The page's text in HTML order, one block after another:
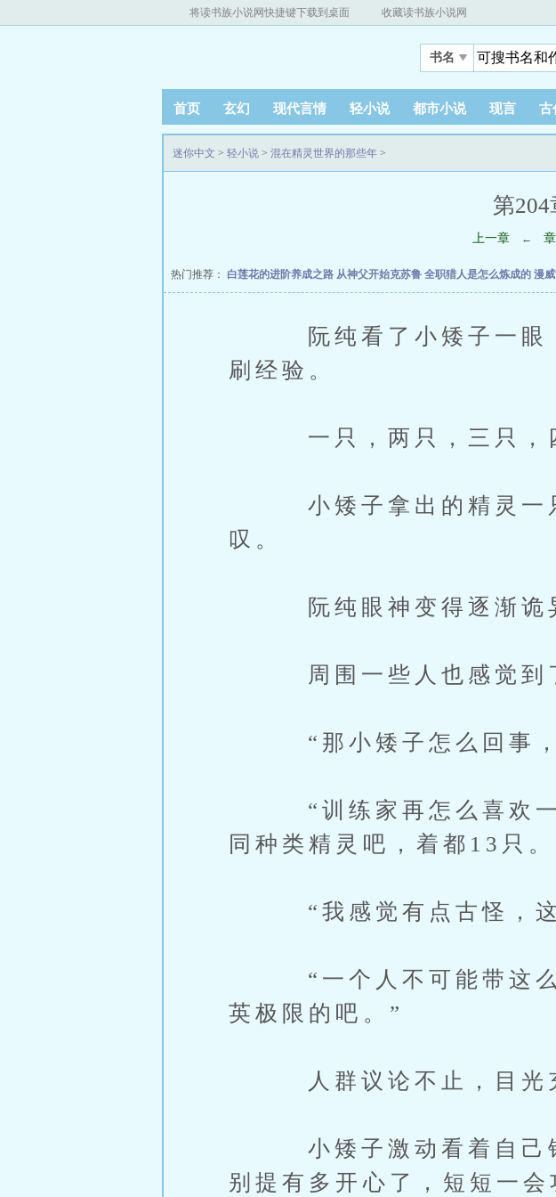
将读书族小说网快捷键下载到桌面 收藏读书族小说网
书名
首页 玄幻 现代言情 轻小说 都市小说 现言 古
迷你中文 > 轻小说 > 混在精灵世界的那些年 >
第204
上一章 ←
热门推荐： 白莲花的进阶养成之路 从神父开始克苏鲁 全职猎人是怎么炼成的 漫
阮纯看了小矮子一眼，
刷经验。
一只，两只，三只，
小矮子拿出的精灵一只
叹。
阮纯眼神变得逐渐诡
周围一些人也感觉到了
“那小矮子怎么回事，
“训练家再怎么喜欢一
同种类精灵吧，着都13只。
“我感觉有点古怪，这
“一个人不可能带这么
英极限的吧。”
人群议论不止，目光充
小矮子激动看着自己银
别提有多开心了，短短一